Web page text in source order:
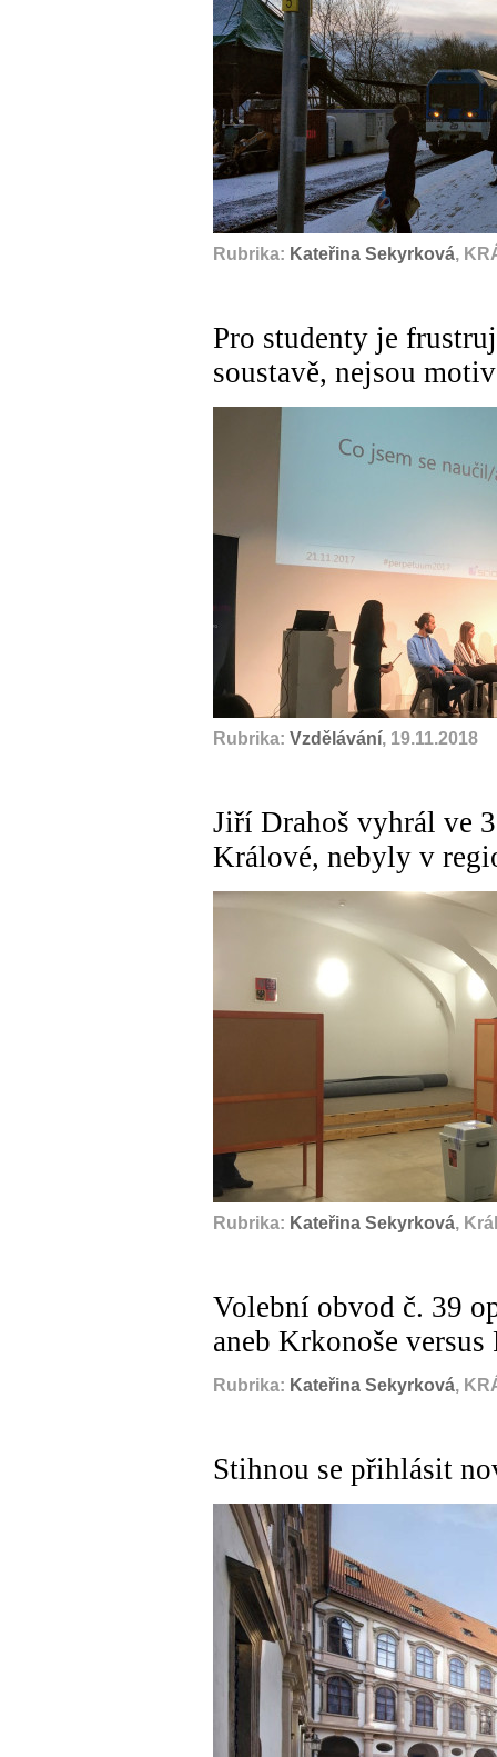
Rubrika: Kateřina Sekyrková,
Pro studenty je
soustavě, nejsou
Rubrika: Vzdělávání, 19.11.2018
Jiří Drahoš vyhrál ve
Králové, nebyly v
Rubrika: Kateřina Sekyrková,
Volební obvod č. 39
aneb Krkonoše
Rubrika: Kateřina Sekyrková,
Stihnou se přihlásit